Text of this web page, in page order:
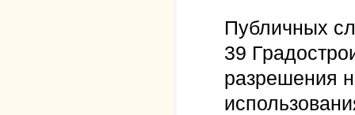
Публичных
39
разрешения